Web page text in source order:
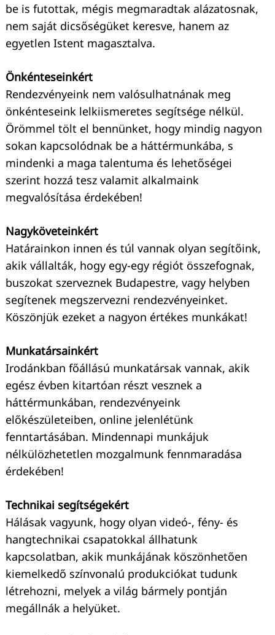
be is futottak, mégis megmaradtak alázatosnak,
nem saját dicsőségüket keresve, hanem az
egyetlen Istent magasztalva.
Önkénteseinkért
Rendezvényeink nem valósulhatnának meg
önkénteseink lelkiismeretes segítsége nélkül.
Örömmel tölt el bennünket, hogy mindig nagyon
sokan kapcsolódnak be a háttérmunkába, s
mindenki a maga talentuma és lehetőségei
szerint hozzá tesz valamit alkalmaink
megvalósítása érdekében!
Nagyköveteinkért
Határainkon innen és túl vannak olyan segítőink,
akik vállalták, hogy egy-egy régiót összefognak,
buszokat szerveznek Budapestre, vagy helyben
segítenek megszervezni rendezvényeinket.
Köszönjük ezeket a nagyon értékes munkákat!
Munkatársainkért
Irodánkban főállású munkatársak vannak, akik
egész évben kitartóan részt vesznek a
háttérmunkában, rendezvényeink
előkészületeiben, online jelenlétünk
fenntartásában. Mindennapi munkájuk
nélkülözhetetlen mozgalmunk fennmaradása
érdekében!
Technikai segítségekért
Hálásak vagyunk, hogy olyan videó-, fény- és
hangtechnikai csapatokkal állhatunk
kapcsolatban, akik munkájának köszönhetően
kiemelkedő színvonalú produkciókat tudunk
létrehozni, melyek a világ bármely pontján
megállnák a helyüket.